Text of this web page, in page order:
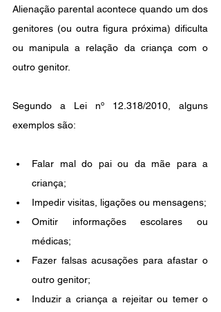
Alienação parental acontece quando um dos
genitores (ou outra figura próxima) dificulta
ou manipula a relação da criança com o
outro genitor.
Segundo a Lei nº 12.318/2010, alguns
exemplos são:
Falar mal do pai ou da mãe para a
criança;
Impedir visitas, ligações ou mensagens;
Omitir informações escolares ou
médicas;
Fazer falsas acusações para afastar o
outro genitor;
Induzir a criança a rejeitar ou temer o